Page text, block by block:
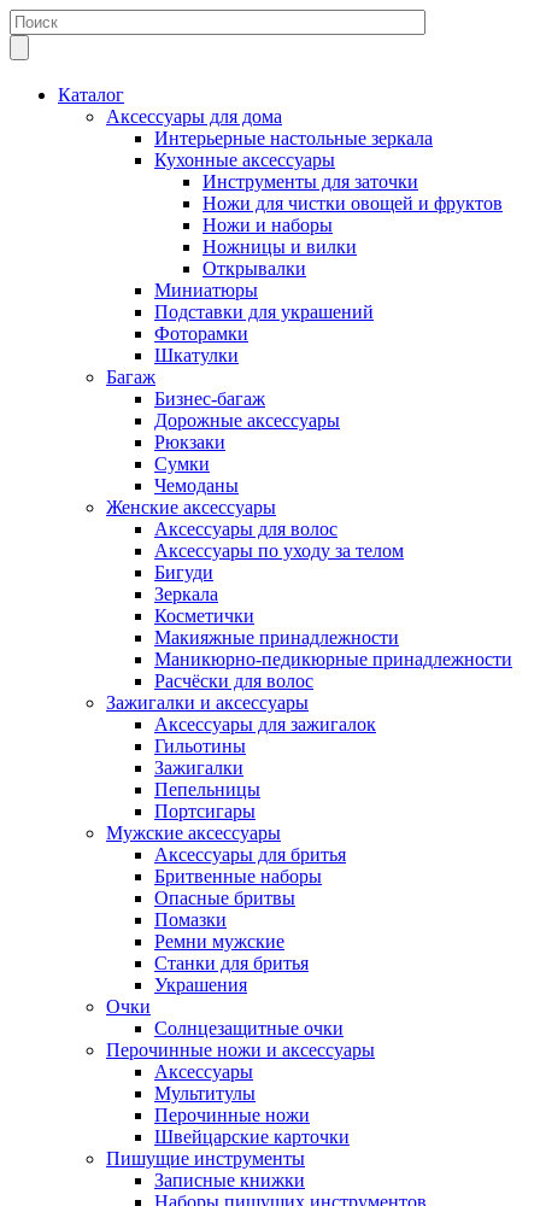
Каталог
Аксессуары для дома
Интерьерные настольные зеркала
Кухонные аксессуары
Инструменты для заточки
Ножи для чистки овощей и фруктов
Ножи и наборы
Ножницы и вилки
Открывалки
Миниатюры
Подставки для украшений
Фоторамки
Шкатулки
Багаж
Бизнес-багаж
Дорожные аксессуары
Рюкзаки
Сумки
Чемоданы
Женские аксессуары
Аксессуары для волос
Аксессуары по уходу за телом
Бигуди
Зеркала
Косметички
Макияжные принадлежности
Маникюрно-педикюрные принадлежности
Расчёски для волос
Зажигалки и аксессуары
Аксессуары для зажигалок
Гильотины
Зажигалки
Пепельницы
Портсигары
Мужские аксессуары
Аксессуары для бритья
Бритвенные наборы
Опасные бритвы
Помазки
Ремни мужские
Станки для бритья
Украшения
Очки
Солнцезащитные очки
Перочинные ножи и аксессуары
Аксессуары
Мультитулы
Перочинные ножи
Швейцарские карточки
Пишущие инструменты
Записные книжки
Наборы пишущих инструментов